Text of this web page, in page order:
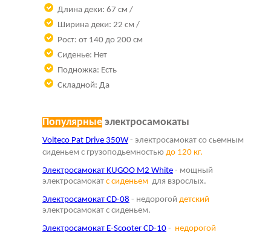
Длина деки: 67 см /
Ширина деки: 22 см /
Рост: от 140 до 200 см
Сиденье: Нет
Подножка: Есть
Складной: Да
Популярные электросамокаты
Volteco Pat Drive 350W - электросамокат со сьемным
сиденьем с грузоподьемностью до 120 кг.
Электросамокат KUGOO M2 White - мощный
электросамокат с сиденьем для взрослых.
Электросамокат CD-08 - недорогой детский
электросамокат с сиденьем.
Электросамокат E-Scooter CD-10 - недорогой